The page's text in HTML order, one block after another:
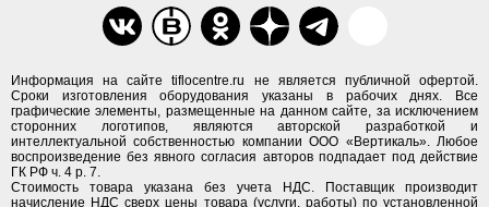
Информация на сайте tiflocentre.ru не является публичной офертой.
Сроки изготовления оборудования указаны в рабочих днях. Все
графические элементы, размещенные на данном сайте, за исключением
сторонних логотипов, являются авторской разработкой и
интеллектуальной собственностью компании ООО «Вертикаль». Любое
воспроизведение без явного согласия авторов подпадает под действие
ГК РФ ч. 4 р. 7.
Стоимость товара указана без учета НДС. Поставщик производит
начисление НДС сверх цены товара (услуги, работы) по установленной